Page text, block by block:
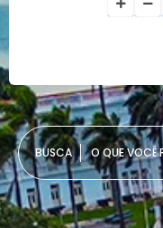
O QUE VOCÊ PROCURA?